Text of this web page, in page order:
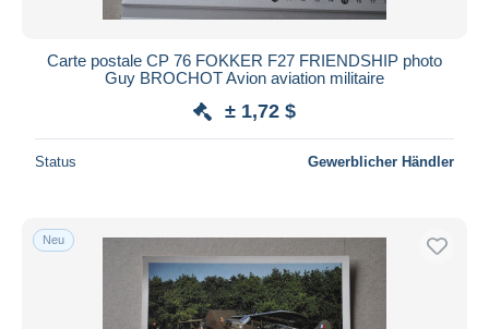
Carte postale CP 76 FOKKER F27 FRIENDSHIP photo
Guy BROCHOT Avion aviation militaire
± 1,72 $
Status Gewerblicher Händler
Neu